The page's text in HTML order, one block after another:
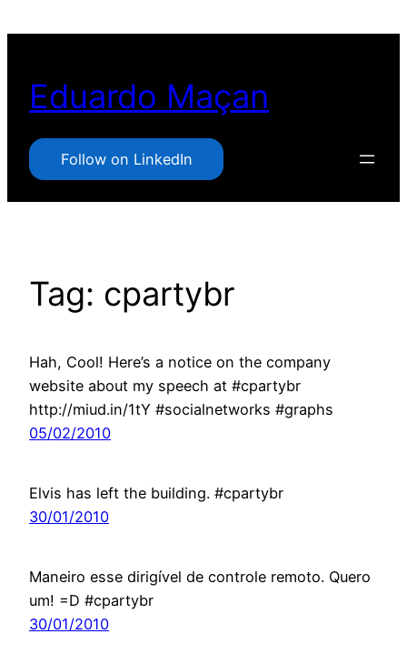
conteúdo
Eduardo Maçan
Follow on LinkedIn
Tag: cpartybr
Hah, Cool! Here’s a notice on the company
website about my speech at #cpartybr
http://miud.in/1tY #socialnetworks #graphs
05/02/2010
Elvis has left the building. #cpartybr
30/01/2010
Maneiro esse dirigível de controle remoto. Quero
um! =D #cpartybr
30/01/2010